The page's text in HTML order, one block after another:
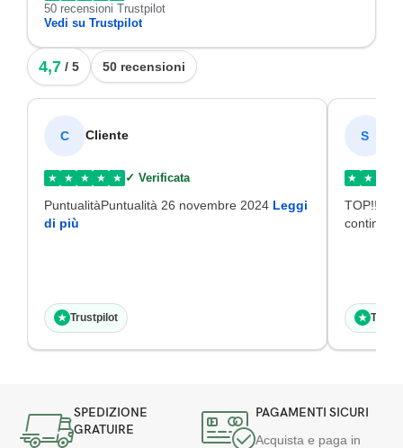
50 recensioni Trustpilot
Vedi su Trustpilot
4,7 / 5 50 recensioni
C Cliente
★ ★ ★ ★ ★ ✓ Verificata
PuntualitàPuntualità 26 novembre 2024 Leggi
di più
★ Trustpilot
S
★ ★
★
SPEDIZIONE
GRATUIRE
PAGAMENTI SICURI
Acquista e paga in